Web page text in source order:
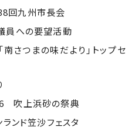
回九州市長会
への要望活動
さつまの味だより」トップセ
吹上浜砂の祭典
ンド笠沙フェスタ